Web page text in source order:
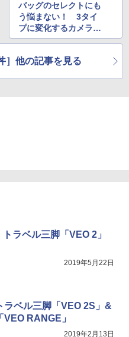
バッグのセレクトにも
う悩まない！ 3タイ
プに変化するカメラバ
ッグ
］他の記事を見る
ラベル三脚「VEO 2」
2019年5月22日
ラベル三脚「VEO 2S」&
RANGE」
2019年2月13日